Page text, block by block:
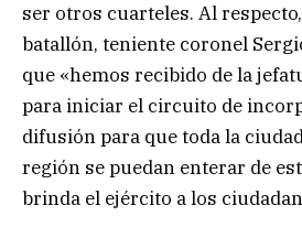
ser otros cuarteles. Al
batallón, teniente coronel
que «hemos recibido de la
para iniciar el circuito de
difusión para que toda la
región se puedan enterar de
brinda el ejército a los